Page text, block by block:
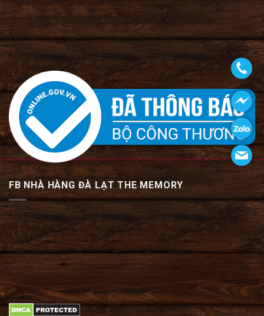
FB NHÀ HÀNG ĐÀ LẠT THE MEMORY